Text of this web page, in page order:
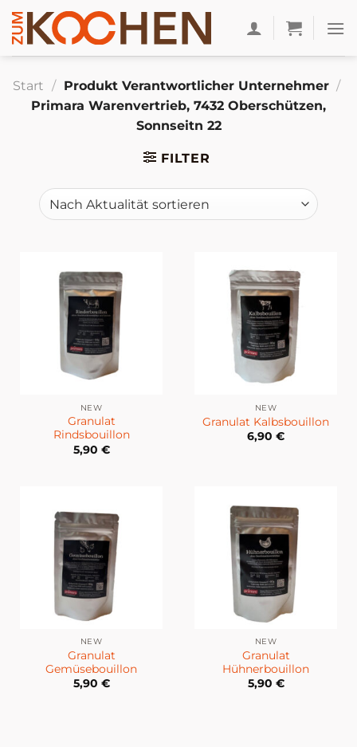
Zum
Inhalt
springen
Start / Produkt Verantwortlicher Unternehmer /
Primara Warenvertrieb, 7432 Oberschützen,
Sonnseitn 22
FILTER
NEW
Granulat
Rindsbouillon
5,90 €
NEW
Granulat Kalbsbouillon
6,90 €
NEW
Granulat
Gemüsebouillon
5,90 €
NEW
Granulat
Hühnerbouillon
5,90 €